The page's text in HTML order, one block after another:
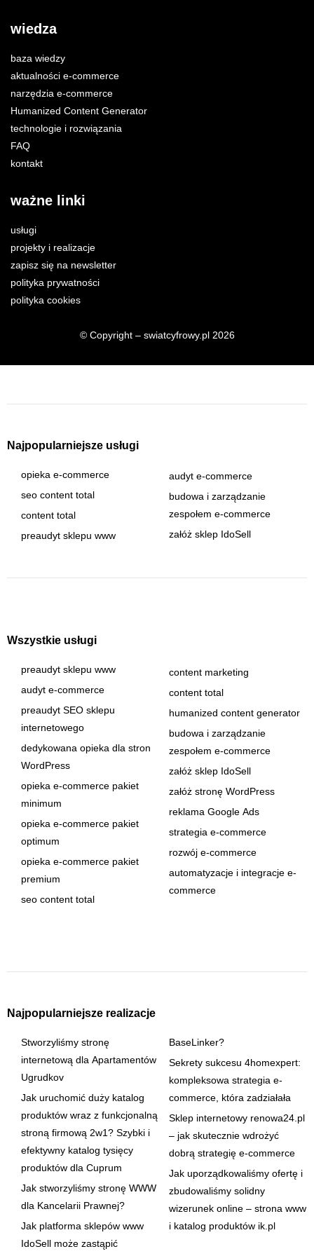
wiedza
baza wiedzy
aktualności e-commerce
narzędzia e-commerce
Humanized Content Generator
technologie i rozwiązania
FAQ
kontakt
ważne linki
usługi
projekty i realizacje
zapisz się na newsletter
polityka prywatności
polityka cookies
© Copyright – swiatcyfrowy.pl 2026
Najpopularniejsze usługi
opieka e-commerce
seo content total
content total
preaudyt sklepu www
audyt e-commerce
budowa i zarządzanie
zespołem e-commerce
załóż sklep IdoSell
Wszystkie usługi
preaudyt sklepu www
audyt e-commerce
preaudyt SEO sklepu
internetowego
dedykowana opieka dla stron
WordPress
opieka e-commerce pakiet
minimum
opieka e-commerce pakiet
optimum
opieka e-commerce pakiet
premium
seo content total
content marketing
content total
humanized content generator
budowa i zarządzanie
zespołem e-commerce
załóż sklep IdoSell
załóż stronę WordPress
reklama Google Ads
strategia e-commerce
rozwój e-commerce
automatyzacje i integracje e-
commerce
Najpopularniejsze realizacje
Stworzyliśmy stronę
internetową dla Apartamentów
Ugrudkov
Jak uruchomić duży katalog
produktów wraz z funkcjonalną
stroną firmową 2w1? Szybki i
efektywny katalog tysięcy
produktów dla Cuprum
Jak stworzyliśmy stronę WWW
dla Kancelarii Prawnej?
Jak platforma sklepów www
IdoSell może zastąpić
BaseLinker?
Sekrety sukcesu 4homexpert:
kompleksowa strategia e-
commerce, która zadziałała
Sklep internetowy renowa24.pl
– jak skutecznie wdrożyć
dobrą strategię e-commerce
Jak uporządkowaliśmy ofertę i
zbudowaliśmy solidny
wizerunek online – strona www
i katalog produktów ik.pl